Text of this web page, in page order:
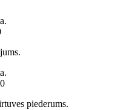
piederums.